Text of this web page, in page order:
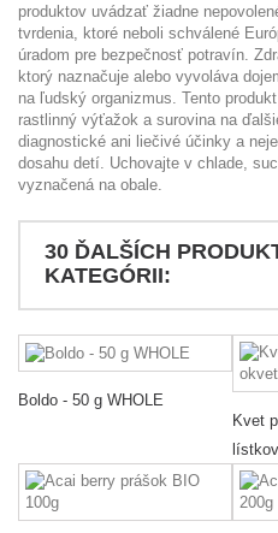
produktov uvádzať žiadne
tvrdenia, ktoré neboli schválené
úradom pre bezpečnosť potravín.
ktorý naznačuje alebo vyvoláva
na ľudský organizmus. Tento
rastlinný výťažok a surovina na
diagnostické ani liečivé účinky a
dosahu detí. Uchovajte v chlade,
vyznačená na obale.
30 ĎALŠÍCH
KATEGÓRII:
Boldo - 50 g WHOLE
Kvet
lístkov